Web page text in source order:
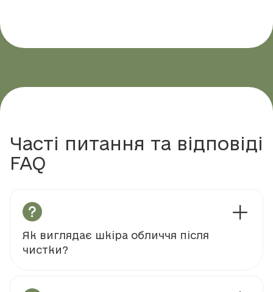
Часті питання та відповіді
FAQ
Як виглядає шкіра обличчя після
чистки?